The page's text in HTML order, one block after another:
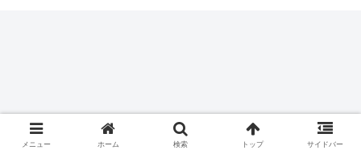
メニュー ホーム 検索 トップ サイドバー